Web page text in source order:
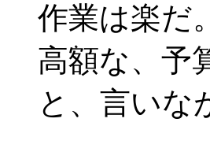
作業は楽だ
高額な、予
と、言いな